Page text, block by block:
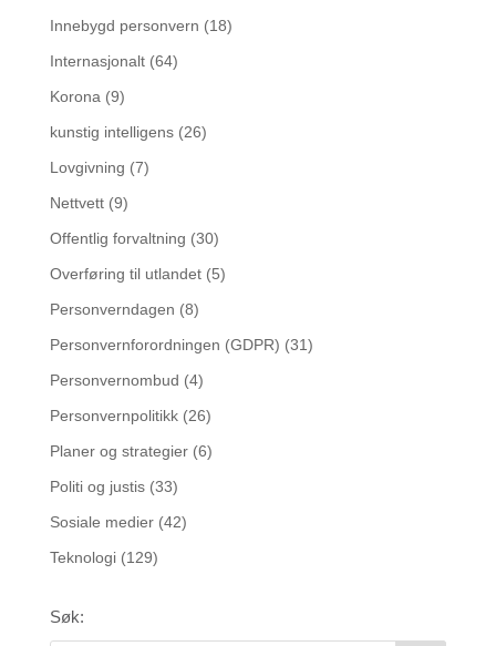
Innebygd personvern (18)
Internasjonalt(64)
Korona (9)
kunstig intelligens(26)
Lovgivning (7)
Nettvett(9)
Offentlig forvaltning (30)
Overføring til utlandet(5)
Personverndagen (8)
Personvernforordningen (GDPR) (31)
Personvernombud (4)
Personvernpolitikk(26)
Planer og strategier(6)
Politi og justis(33)
Sosiale medier(42)
Teknologi(129)
Søk: